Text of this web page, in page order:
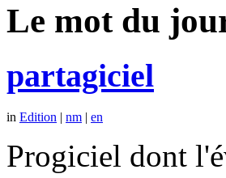
Le mot du
partagiciel
in Edition | nm | en
Progiciel dont